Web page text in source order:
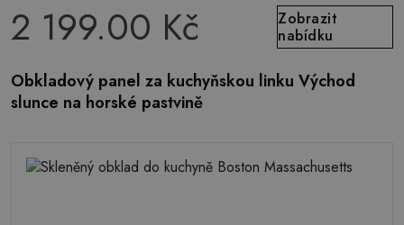
2 199.00 Kč
Zobrazit
nabídku
Obkladový panel za kuchyňskou linku Východ
slunce na horské pastvině